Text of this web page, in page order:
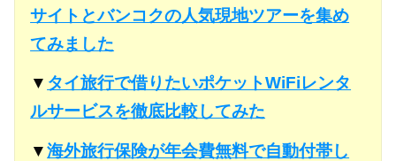
サイトとバンコクの人気現地ツアーを集め
てみました
▼ タイ旅行で借りたいポケットWiFiレンタ
ルサービスを徹底比較してみた
▼海外旅行保険が年会費無料で自動付帯し